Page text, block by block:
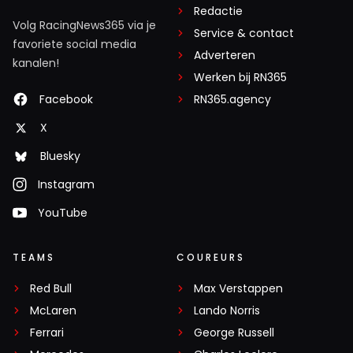
Volg RacingNews365 via je
favoriete social media
kanalen!
Facebook
X
Bluesky
Instagram
YouTube
Redactie
Service & contact
Adverteren
Werken bij RN365
RN365.agency
TEAMS
Red Bull
McLaren
Ferrari
COUREURS
Max Verstappen
Lando Norris
George Russell